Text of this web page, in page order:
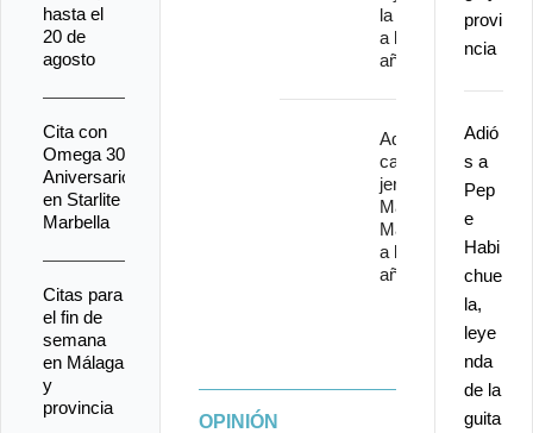
la guitarra,
a los 82
años
Adiós al
cantaor
jerezano
Manuel
Malena
a los 67
años
OPINIÓN
provi
ncia
Adió
s a
Pep
e
Habi
chue
la,
leye
nda
de la
guita
hasta el
20 de
agosto
Cita con
Omega 30
Aniversario
en Starlite
Marbella
Citas para
el fin de
semana
en Málaga
y
provincia